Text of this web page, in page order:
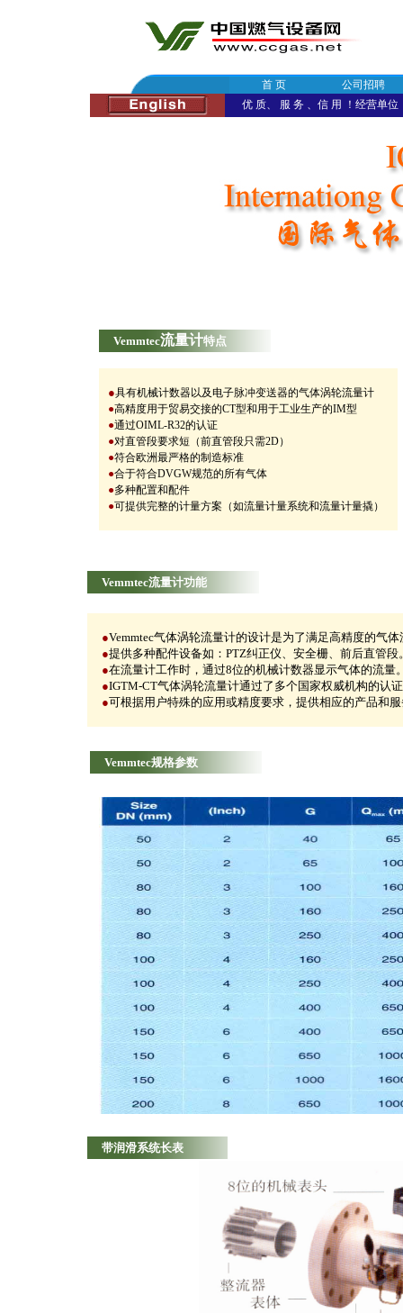
首 页
公司招聘
优 质、 服 务 、信 用 ！经营单位
Vemmtec流量计特点
●具有机械计数器以及电子脉冲变送器的气体涡轮流量计
●高精度用于贸易交接的CT型和用于工业生产的IM型
●通过OIML-R32的认证
●对直管段要求短（前直管段只需2D）
●符合欧洲最严格的制造标准
●合于符合DVGW规范的所有气体
●多种配置和配件
●可提供完整的计量方案（如流量计量系统和流量计量撬）
Vemmtec流量计功能
●Vemmtec气体涡轮流量计的设计是为了满足高精度的气
●提供多种配件设备如： PTZ纠正仪、安全栅、前后直管段
●在流量计工作时，通过8位的机械计数器显示气体的流量
●IGTM-CT气体涡轮流量计通过了多个国家权威机构的认
●可根据用户特殊的应用或精度要求，提供相应的产品和
Vemmtec规格参数
带润滑系统长表